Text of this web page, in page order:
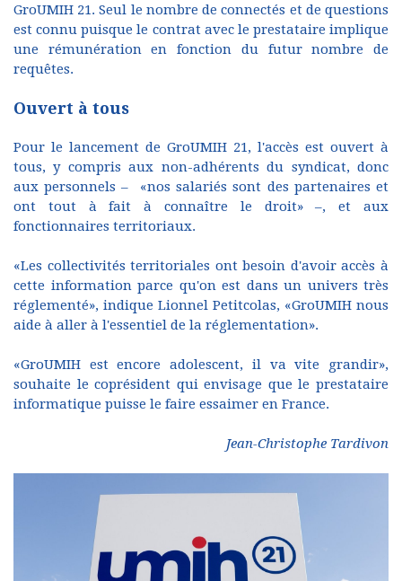
GroUMIH 21. Seul le nombre de connectés et de questions
est connu puisque le contrat avec le prestataire implique
une rémunération en fonction du futur nombre de
requêtes.
Ouvert à tous
Pour le lancement de GroUMIH 21, l'accès est ouvert à
tous, y compris aux non-adhérents du syndicat, donc
aux personnels – «nos salariés sont des partenaires et
ont tout à fait à connaître le droit» –, et aux
fonctionnaires territoriaux.
«Les collectivités territoriales ont besoin d'avoir accès à
cette information parce qu'on est dans un univers très
réglementé», indique Lionnel Petitcolas, «GroUMIH nous
aide à aller à l'essentiel de la réglementation».
«GroUMIH est encore adolescent, il va vite grandir»,
souhaite le coprésident qui envisage que le prestataire
informatique puisse le faire essaimer en France.
Jean-Christophe Tardivon